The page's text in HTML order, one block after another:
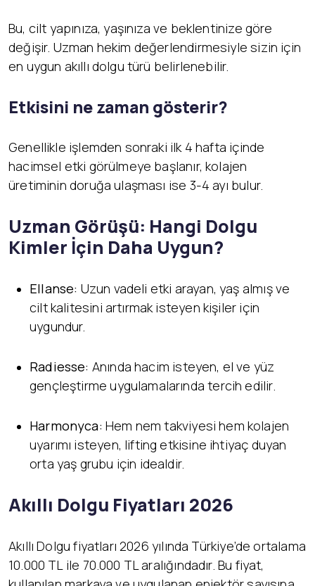
Bu, cilt yapınıza, yaşınıza ve beklentinize göre
değişir. Uzman hekim değerlendirmesiyle sizin için
en uygun akıllı dolgu türü belirlenebilir.
Etkisini ne zaman gösterir?
Genellikle işlemden sonraki ilk 4 hafta içinde
hacimsel etki görülmeye başlanır, kolajen
üretiminin doruğa ulaşması ise 3-4 ayı bulur.
Uzman Görüşü: Hangi Dolgu
Kimler İçin Daha Uygun?
Ellanse: Uzun vadeli etki arayan, yaş almış ve
cilt kalitesini artırmak isteyen kişiler için
uygundur.
Radiesse: Anında hacim isteyen, el ve yüz
gençleştirme uygulamalarında tercih edilir.
Harmonyca: Hem nem takviyesi hem kolajen
uyarımı isteyen, lifting etkisine ihtiyaç duyan
orta yaş grubu için idealdir.
Akıllı Dolgu Fiyatları 2026
Akıllı Dolgu fiyatları 2026 yılında Türkiye’de ortalama
10.000 TL ile 70.000 TL aralığındadır. Bu fiyat,